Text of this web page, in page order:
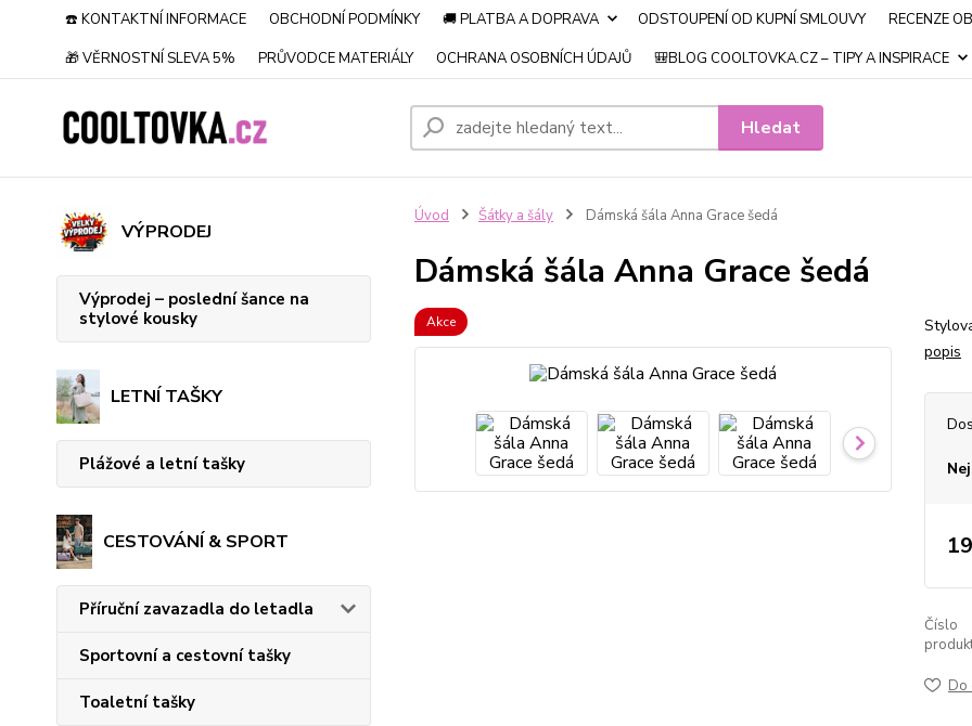
☎️ KONTAKTNÍ INFORMACE OBCHODNÍ PODMÍNKY 🚚 PLATBA A DOPRAVA ODSTOUPENÍ OD KUPNÍ SMLOUVY
RECENZE
🎁 VĚRNOSTNÍ SLEVA 5%
PRŮVODCE MATERIÁLY OCHRANA OSOBNÍCH ÚDAJŮ 🎒BLOG COOLTOVKA.CZ – TIPY A INSPIRACE
Hledat
VÝPRODEJ
Výprodej – poslední šance na
stylové kousky
LETNÍ TAŠKY
Plážové a letní tašky
CESTOVÁNÍ & SPORT
Příruční zavazadla do letadla
Sportovní a cestovní tašky
Toaletní tašky
Úvod Šátky a šály Dámská šála Anna Grace šedá
Dámská šála Anna Grace šedá
Akce
popis
Číslo
Do